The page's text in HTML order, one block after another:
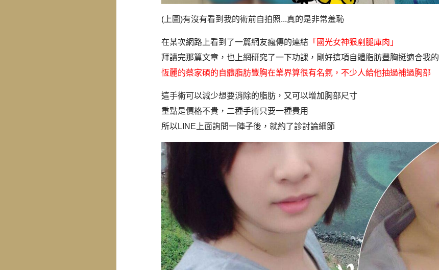
(上圖)有沒有看到我的術前自拍照...真的是非常羞恥
在某次網路上看到了一篇網友瘋傳的連結 「國光女神狠剷腿庫肉」
拜讀完那篇文章，也上網研究了一下功課，剛好這項自體脂肪豐胸挺適合我的
恆麗的蔡家碩的自體脂肪豐胸在業界算很有名氣，不少人給他抽過補過胸部
這手術可以減少想要消除的脂肪，又可以增加胸部尺寸
重點是價格不貴，二種手術只要一種費用
所以LINE上面詢問一陣子後，就約了診討論細節